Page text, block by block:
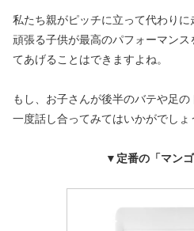
私たち親がピッチに立って代わりに
頑張る子供が最高のパフォーマンス
てあげることはできますよね。
もし、お子さんが後半のバテや足の
一度話し合ってみてはいかがでしょ
▼ 定番の「マン